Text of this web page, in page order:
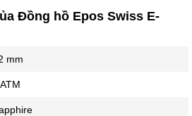
Đồng hồ Epos Swiss E-
mm